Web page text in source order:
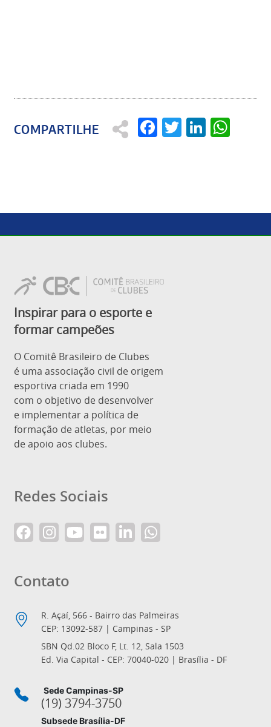
Facebook
Twitter
Inspirar para o esporte e
formar campeões
O Comitê Brasileiro de Clubes
é uma associação civil de origem
esportiva criada em 1990
com o objetivo de desenvolver
e implementar a política de
formação de atletas, por meio
de apoio aos clubes.
Redes Sociais
Contato
R. Açaí, 566 - Bairro das Palmeiras
CEP: 13092-587 | Campinas - SP
SBN Qd.02 Bloco F, Lt. 12, Sala 1503
Ed. Via Capital - CEP: 70040-020 | Brasília - DF
Sede Campinas-SP
(19) 3794-3750
Subsede Brasília-DF